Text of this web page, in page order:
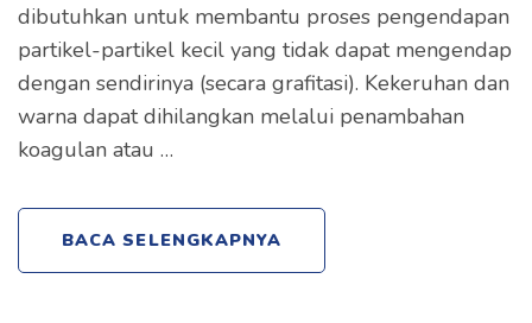
dibutuhkan untuk membantu proses pengendapan
partikel-partikel kecil yang tidak dapat mengendap
dengan sendirinya (secara grafitasi). Kekeruhan dan
warna dapat dihilangkan melalui penambahan
koagulan atau …
BACA SELENGKAPNYA